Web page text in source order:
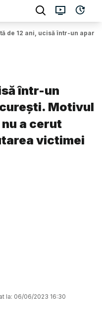
de 12 ani, ucisă într-un
într-un
Motivul
a cerut
victimei
la: 06/06/2023 16:30